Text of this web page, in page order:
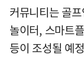
커뮤니티는 골
놀이터, 스마트
등이 조성될 예